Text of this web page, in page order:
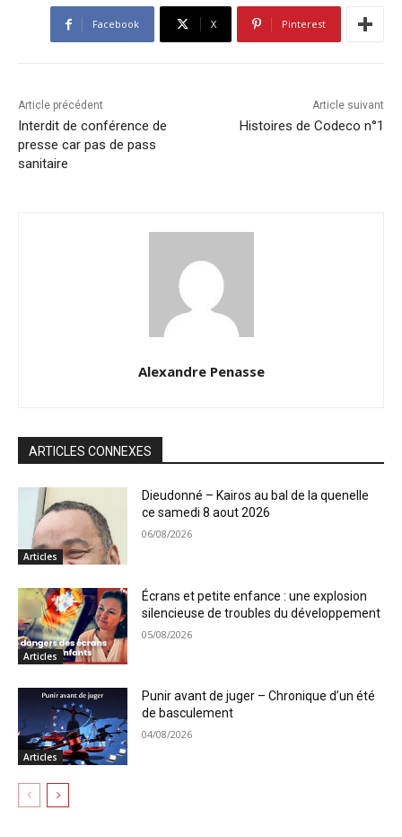
Facebook X Pinterest
Article précédent
Interdit de conférence de
presse car pas de pass
sanitaire
Article suivant
Histoires de Codeco n°1
Alexandre Penasse
ARTICLES CONNEXES
Articles
Dieudonné – Kairos au bal de la quenelle
ce samedi 8 aout 2026
06/08/2026
Articles
Écrans et petite enfance : une explosion
silencieuse de troubles du développement
05/08/2026
Articles
Punir avant de juger – Chronique d’un été
de basculement
04/08/2026